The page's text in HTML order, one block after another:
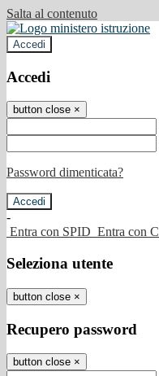
Salta al contenuto
Accedi
Accedi
button close ×
Password dimenticata?
-
Entra con SPID Entra con
Seleziona utente
button close ×
Recupero password
button close ×